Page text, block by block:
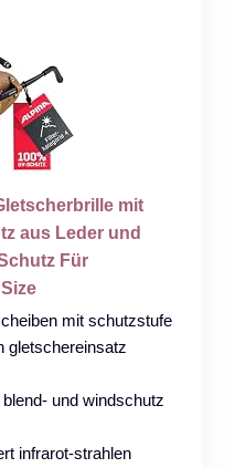
mit
aus Leder und
Für
mit schutzstufe
gletschereinsatz
und windschutz
infrarot-strahlen